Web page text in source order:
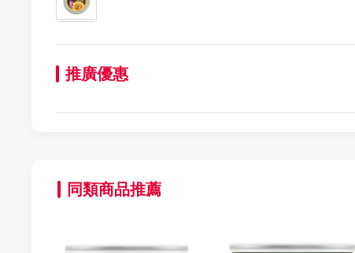
推廣優惠
同類商品推薦